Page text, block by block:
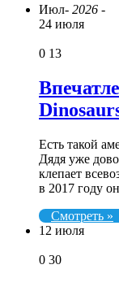
Июл- 2026 -
24 июля
0 13
Есть такой
Дядя уже
клепает
в 2017 году
Смотреть »
12 июля
0 30